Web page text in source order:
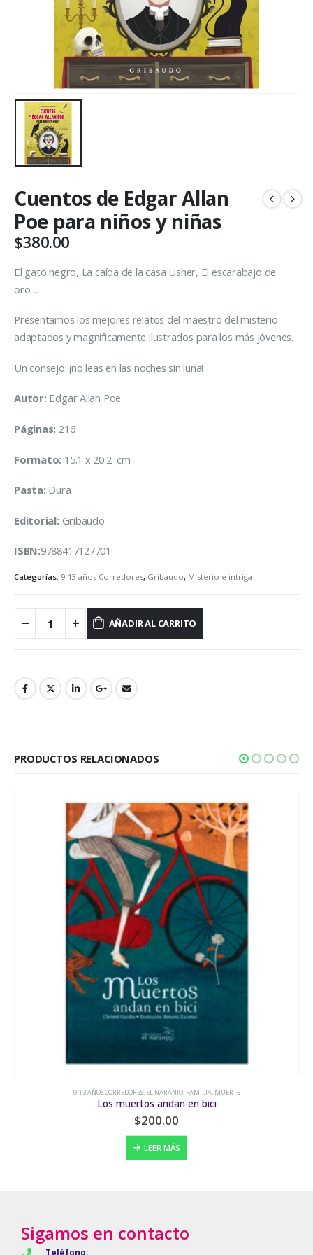
Cuentos de Edgar Allan
Poe para niños y niñas
$380.00
El gato negro, La caída de la casa Usher, El escarabajo de
oro…
Presentamos los mejores relatos del maestro del misterio
adaptados y magníficamente ilustrados para los más jóvenes.
Un consejo: ¡no leas en las noches sin luna!
Autor: Edgar Allan Poe
Páginas: 216
Formato: 15.1 x 20.2 cm
Pasta: Dura
Editorial: Gribaudo
ISBN:9788417127701
Categorías: 9-13 años Corredores, Gribaudo, Misterio e intriga
AÑADIR AL CARRITO
PRODUCTOS RELACIONADOS
9-13 AÑOS CORREDORES,EL NARANJO,FAMILIA,MUERTE
Los muertos andan en bici
Sigamos en contacto
Teléfono: